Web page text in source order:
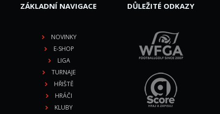
ZÁKLADNÍ NAVIGACE
NOVINKY
E-SHOP
LIGA
TURNAJE
HŘIŠTĚ
HRÁČI
KLUBY
DŮLEŽITÉ ODKAZY